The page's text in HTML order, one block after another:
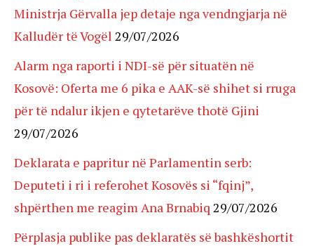
Ministrja Gërvalla jep detaje nga vendngjarja në
Kalludër të Vogël 29/07/2026
Alarm nga raporti i NDI-së për situatën në
Kosovë: Oferta me 6 pika e AAK-së shihet si rruga
për të ndalur ikjen e qytetarëve thotë Gjini
29/07/2026
Deklarata e papritur në Parlamentin serb:
Deputeti i ri i referohet Kosovës si “fqinj”,
shpërthen me reagim Ana Brnabiq 29/07/2026
Përplasja publike pas deklaratës së bashkëshortit